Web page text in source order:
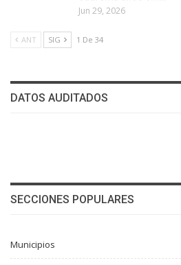
Jun 29, 2026
ANT SIG 1 De 34
DATOS AUDITADOS
SECCIONES POPULARES
Municipios